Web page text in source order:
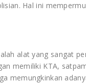
Hal ini
alat yang sangat
memiliki KTA,
memungkinkan